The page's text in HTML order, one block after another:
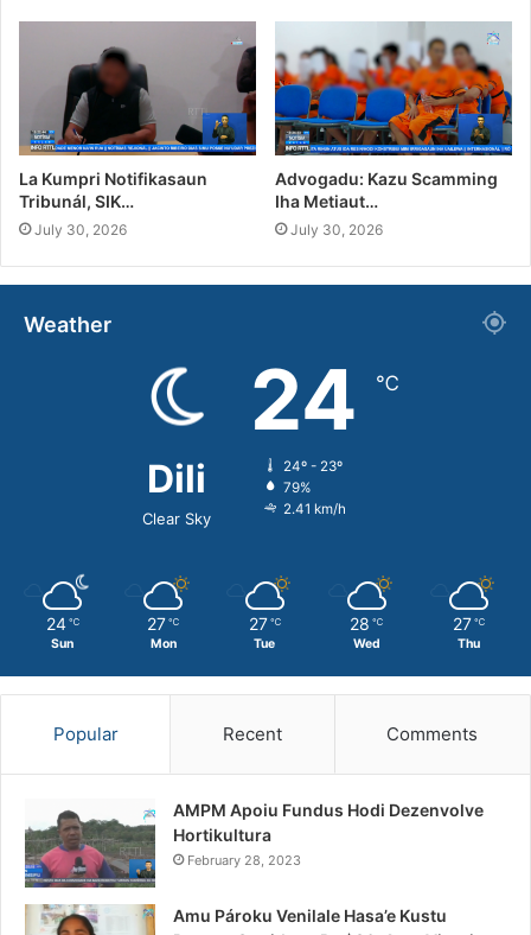
La Kumpri Notifikasaun
Tribunál, SIK…
July 30, 2026
Advogadu: Kazu Scamming
Iha Metiaut…
July 30, 2026
Weather
Dili
Clear Sky
24 ℃
24º - 23º
79%
2.41 km/h
24 ℃
Sun
27 ℃
Mon
27 ℃
Tue
28 ℃
Wed
27 ℃
Thu
Popular Recent Comments
AMPM Apoiu Fundus Hodi Dezenvolve
Hortikultura
February 28, 2023
Amu Pároku Venilale Hasa’e Kustu